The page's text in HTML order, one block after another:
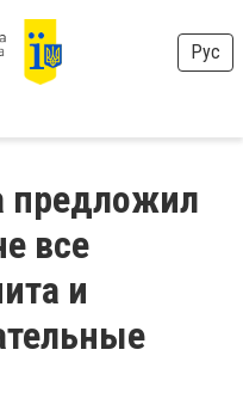
Рус
предложил
все
и